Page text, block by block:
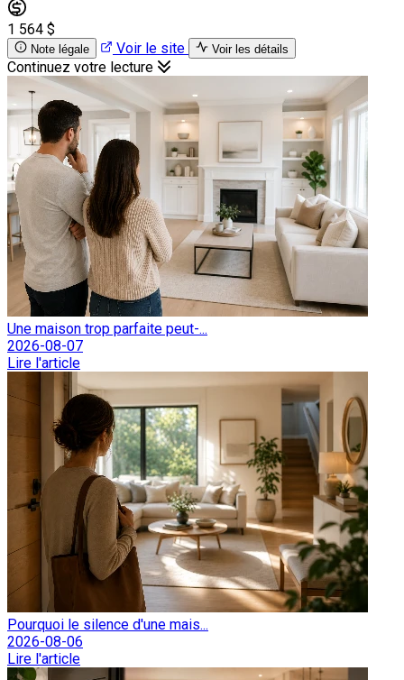
1 564 $
Note légale Voir le site Voir les détails
Continuez votre lecture
Une maison trop parfaite peut-...
2026-08-07
Lire l'article
Pourquoi le silence d'une mais...
2026-08-06
Lire l'article